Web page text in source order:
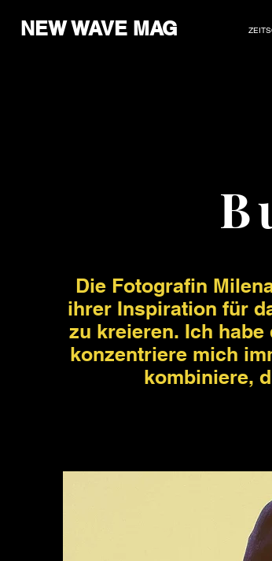
NEW WAVE MAG
Die Fotografin
ihrer Inspiration für
zu kreieren. Ich
konzentriere mich
kombiniere,